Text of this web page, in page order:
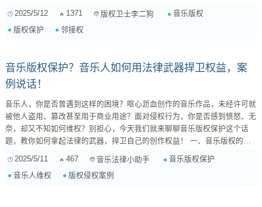
个更大的概念，它包括了各种各样的权利，比如发表权、署名权、修改权，
当然也包括我们常说的版权（也就是财产权）。所以，以后跟人聊版权，可
2025/5/12 1371 版权卫士李二狗
音乐版权
版权保护
邻接权
音乐版权保护？音乐人如何用法律武器捍卫权益，案
例说话！
音乐人，你是否曾遇到这样的困境？呕心沥血创作的音乐作品，未经许可就
被他人盗用、篡改甚至用于商业用途？面对侵权行为，你是否感到愤怒、无
奈，却又不知如何维权？别担心，今天我们就来聊聊音乐版权保护这个话
题，教你如何拿起法律的武器，捍卫自己的创作权益！ 一、音乐版权的重
作品所享有的专有权利。这些权利包括复制权、发行权、表演权、广播权、
信息网络传播权等等。简单来说，就是未经你的许可，他人不得擅自使用你
2025/5/11 467 音乐法律小助手
音乐版权保护
音乐人维权
版权侵权案例